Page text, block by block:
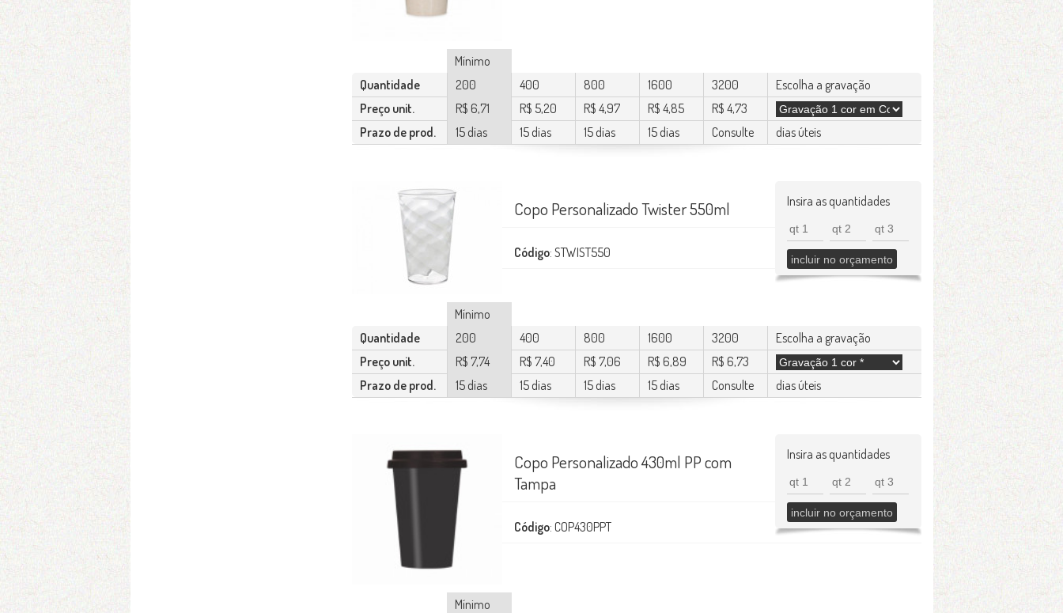
Mínimo
Quantidade
200 400 800 1600 3200
Escolha a gravação
Preço unit.
R$ 6,71 R$ 5,20 R$ 4,97 R$ 4,85
R$ 4,73
Prazo de prod.
15 dias 15 dias 15 dias 15 dias Consulte dias úteis
Insira as quantidades
Copo Personalizado Twister 550ml
Código: STWIST550
Mínimo
Quantidade
200 400 800 1600 3200
Escolha a gravação
Preço unit.
R$ 7,74 R$ 7,40 R$ 7,06 R$ 6,89
R$ 6,73
Prazo de prod.
15 dias 15 dias 15 dias 15 dias Consulte dias úteis
Insira as quantidades
Copo Personalizado 430ml PP com
Tampa
Código: COP430PPT
Mínimo